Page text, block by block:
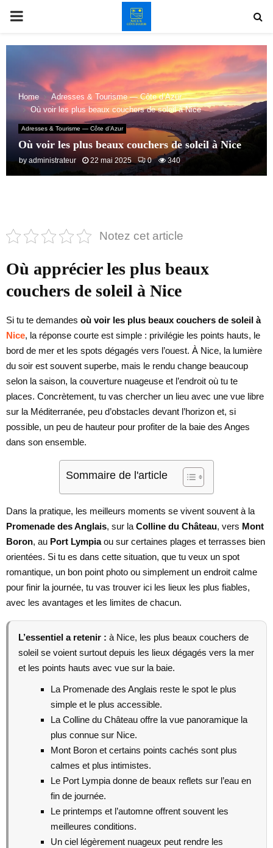
PRIMARY
MENU
Home
Adresses & Tourisme — Côte d’Azur
Où voir les plus beaux couchers de soleil à Nice
Adresses & Tourisme — Côte d’Azur
Où voir les plus beaux couchers de soleil à Nice
by administrateur 22 mai 2025 0 340
Notez cet article
Où apprécier les plus beaux
couchers de soleil à Nice
Si tu te demandes où voir les plus beaux couchers de soleil à
Nice, la réponse courte est simple : privilégie les points hauts, le
bord de mer et les spots dégagés vers l’ouest. À Nice, la lumière
du soir est souvent superbe, mais le rendu change beaucoup
selon la saison, la couverture nuageuse et l’endroit où tu te
places. Concrètement, tu vas chercher un lieu avec une vue libre
sur la Méditerranée, peu d’obstacles devant l’horizon et, si
possible, un peu de hauteur pour profiter de la baie des Anges
dans son ensemble.
Sommaire de l'article
Dans la pratique, les meilleurs moments se vivent souvent à la
Promenade des Anglais, sur la Colline du Château, vers Mont
Boron, au Port Lympiaou sur certaines plages et terrasses bien
orientées. Si tu es dans cette situation, que tu veux un spot
romantique, un bon point photo ou simplement un endroit calme
pour finir la journée, tu vas trouver ici les lieux les plus fiables,
avec les avantages et les limites de chacun.
L’essentiel a retenir : à Nice, les plus beaux couchers de
soleil se voient surtout depuis les lieux dégagés vers la mer
et les points hauts avec vue sur la baie.
La Promenade des Anglais reste le spot le plus
simple et le plus accessible.
La Colline du Château offre la vue panoramique la
plus connue sur Nice.
Mont Boron et certains points cachés sont plus
calmes et plus intimistes.
Le Port Lympia donne de beaux reflets sur l’eau en
fin de journée.
Le printemps et l’automne offrent souvent les
meilleures conditions.
Un ciel légèrement nuageux peut rendre les